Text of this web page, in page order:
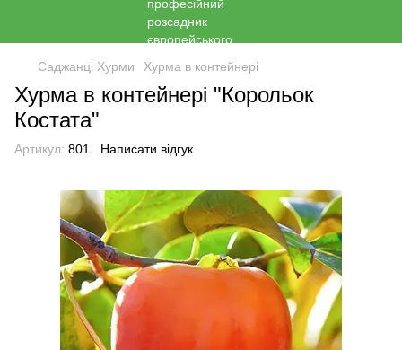
Саджанці Хурми Хурма в контейнері
Хурма в контейнері "Корольок
Костата"
Артикул: 801 Написати відгук